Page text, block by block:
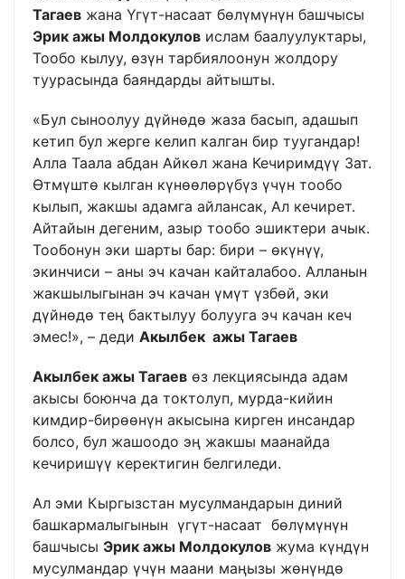
Тагаев жана Үгүт-насаат бөлүмүнүн башчысы
Эрик ажы Молдокулов ислам баалуулуктары,
Тообо кылуу, өзүн тарбиялоонун жолдору
туурасында баяндарды айтышты.
«Бул сыноолуу дүйнөдө жаза басып, адашып
кетип бул жерге келип калган бир туугандар!
Алла Таала абдан Айкөл жана Кечиримдүү Зат.
Өтмүштө кылган күнөөлөрүбүз үчүн тообо
кылып, жакшы адамга айлансак, Ал кечирет.
Айтайын дегеним, азыр тообо эшиктери ачык.
Тообонун эки шарты бар: бири – өкүнүү,
экинчиси – аны эч качан кайталабоо. Алланын
жакшылыгынан эч качан үмүт үзбөй, эки
дүйнөдө тең бактылуу болууга эч качан кеч
эмес!», – деди Акылбек ажы Тагаев
Акылбек ажы Тагаев өз лекциясында адам
акысы боюнча да токтолуп, мурда-кийин
кимдир-бирөөнүн акысына кирген инсандар
болсо, бул жашоодо эң жакшы маанайда
кечиришүү керектигин белгиледи.
Ал эми Кыргызстан мусулмандарын диний
башкармалыгынын үгүт-насаат бөлүмүнүн
башчысы Эрик ажы Молдокулов жума күндүн
мусулмандар үчүн маани маңызы жөнүндө